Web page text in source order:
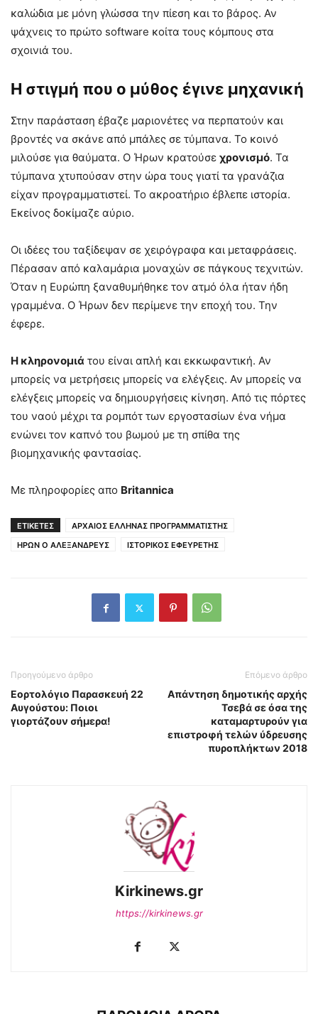
καλώδια με μόνη γλώσσα την πίεση και το βάρος. Αν
ψάχνεις το πρώτο software κοίτα τους κόμπους στα
σχοινιά του.
Η στιγμή που ο μύθος έγινε μηχανική
Στην παράσταση έβαζε μαριονέτες να περπατούν και
βροντές να σκάνε από μπάλες σε τύμπανα. Το κοινό
μιλούσε για θαύματα. Ο Ήρων κρατούσε χρονισμό. Τα
τύμπανα χτυπούσαν στην ώρα τους γιατί τα γρανάζια
είχαν προγραμματιστεί. Το ακροατήριο έβλεπε ιστορία.
Εκείνος δοκίμαζε αύριο.
Οι ιδέες του ταξίδεψαν σε χειρόγραφα και μεταφράσεις.
Πέρασαν από καλαμάρια μοναχών σε πάγκους τεχνιτών.
Όταν η Ευρώπη ξαναθυμήθηκε τον ατμό όλα ήταν ήδη
γραμμένα. Ο Ήρων δεν περίμενε την εποχή του. Την
έφερε.
Η κληρονομιά του είναι απλή και εκκωφαντική. Αν
μπορείς να μετρήσεις μπορείς να ελέγξεις. Αν μπορείς να
ελέγξεις μπορείς να δημιουργήσεις κίνηση. Από τις πόρτες
του ναού μέχρι τα ρομπότ των εργοστασίων ένα νήμα
ενώνει τον καπνό του βωμού με τη σπίθα της
βιομηχανικής φαντασίας.
Με πληροφορίες απο Britannica
ΕΤΙΚΕΤΕΣ
ΑΡΧΑΙΟΣ ΕΛΛΗΝΑΣ ΠΡΟΓΡΑΜΜΑΤΙΣΤΗΣ
ΗΡΩΝ Ο ΑΛΕΞΑΝΔΡΕΥΣ
ΙΣΤΟΡΙΚΟΣ ΕΦΕΥΡΕΤΗΣ
Προηγούμενο άρθρο
Εορτολόγιο Παρασκευή 22
Αυγούστου: Ποιοι
γιορτάζουν σήμερα!
Επόμενο άρθρο
Απάντηση δημοτικής αρχής
Τσεβά σε όσα της
καταμαρτυρούν για
επιστροφή τελών ύδρευσης
πυροπλήκτων 2018
Kirkinews.gr
https://kirkinews.gr